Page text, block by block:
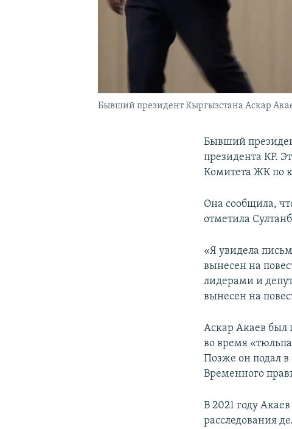
Бывший президент Кыргызстана Аскар
Бывший
президента КР.
Комитета ЖК по
Она сообщила,
отметила
«Я увидела
вынесен на
лидерами и
вынесен на
Аскар Акаев был
во время
Позже он подал в
Временного
В 2021 году
расследования